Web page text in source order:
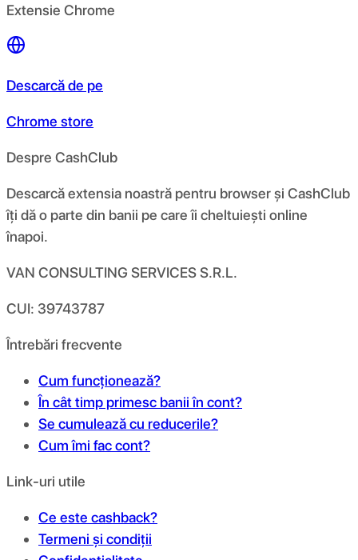
Extensie Chrome
Descarcă de pe
Chrome store
Despre CashClub
Descarcă extensia noastră pentru browser și CashClub
îți dă o parte din banii pe care îi cheltuiești online
înapoi.
VAN CONSULTING SERVICES S.R.L.
CUI: 39743787
Întrebări frecvente
Cum funcționează?
În cât timp primesc banii în cont?
Se cumulează cu reducerile?
Cum îmi fac cont?
Link-uri utile
Ce este cashback?
Termeni și condiții